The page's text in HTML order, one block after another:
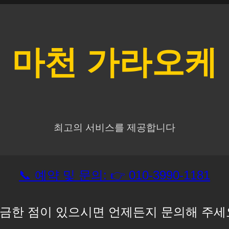
마천 가라오케
최고의 서비스를 제공합니다
📞 예약 및 문의: 👉 010-3990-1181
한 점이 있으시면 언제든지 문의해 주세